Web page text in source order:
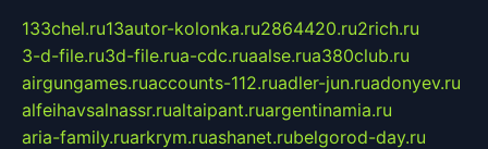
133chel.ru13autor-kolonka.ru2864420.ru2rich.ru
3-d-file.ru3d-file.rua-cdc.ruaalse.rua380club.ru
airgungames.ruaccounts-112.ruadler-jun.ruadonyev.ru
alfeihavsalnassr.rualtaipant.ruargentinamia.ru
aria-family.ruarkrym.ruashanet.rubelgorod-day.ru